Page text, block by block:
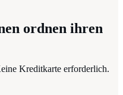
ordnen ihren
Kreditkarte erforderlich.